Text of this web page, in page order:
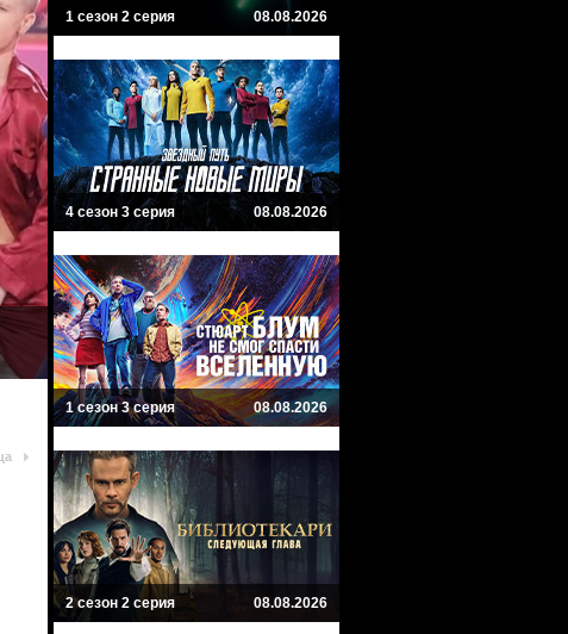
1 сезон 2 серия 08.08.2026
4 сезон 3 серия 08.08.2026
1 сезон 3 серия 08.08.2026
2 сезон 2 серия 08.08.2026